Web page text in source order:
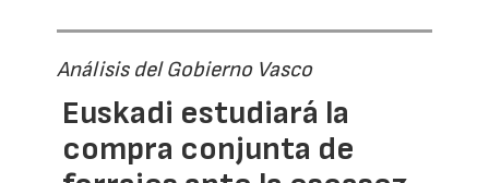
Análisis del Gobierno Vasco
Euskadi estudiará la
compra conjunta de